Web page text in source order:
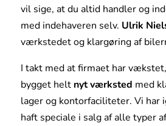
vil sige, at du altid handler og
med indehaveren selv. Ulrik
værkstedet og klargøring af
I takt med at firmaet har
bygget helt nyt værksted med
lager og kontorfaciliteter. Vi har
haft speciale i salg af alle typer